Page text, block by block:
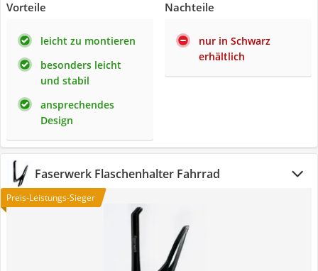
Vorteile
leicht zu montieren
besonders leicht
und stabil
ansprechendes
Design
Nachteile
nur in Schwarz
erhältlich
Faserwerk Flaschenhalter Fahrrad
Preis-Leistungs-Sieger